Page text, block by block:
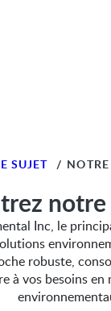
SUJET /
Inc, le
robuste,
à vos besoins en